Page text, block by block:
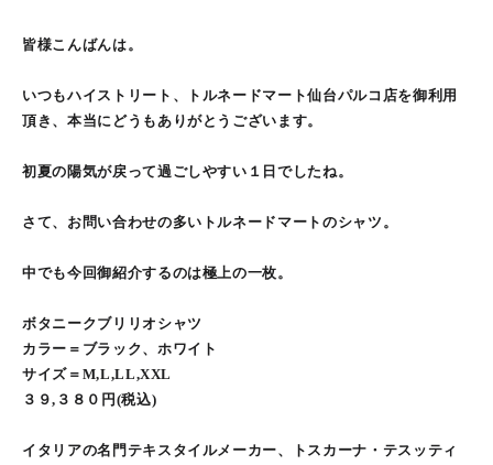
皆様こんばんは。
いつもハイストリート、トルネードマート仙台パルコ店を御利用
頂き、本当にどうもありがとうございます。
初夏の陽気が戻って過ごしやすい１日でしたね。
さて、お問い合わせの多いトルネードマートのシャツ。
中でも今回御紹介するのは極上の一枚。
ボタニークブリリオシャツ
カラー＝ブラック、ホワイト
サイズ＝M,L,LL,XXL
３９,３８０円(税込)
イタリアの名門テキスタイルメーカー、トスカーナ・テスッティ